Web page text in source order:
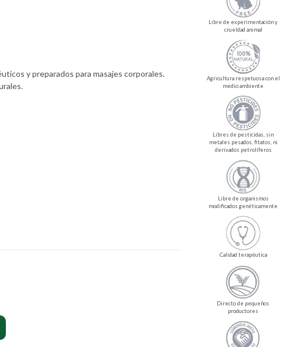
y preparados para masajes corporales.
Libre de experimentación y
crueldad animal
Agricultura respetuosa con el
medio ambiente
Libres de pesticidas, sin
metales pesados, fitatos, ni
derivados petrolíferos
Libre de organismos
modificados genéticamente
Calidad terapéutica
Directo de pequeños
productores